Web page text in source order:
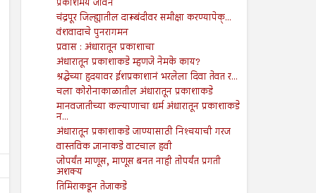
प्रकाशमय जीवन
चंद्रपूर जिल्ह्यातील दारूबंदीवर समीक्षा करण्यापेक्...
वंशवादाचे पुनरागमन
प्रवास : अंधारातून प्रकाशाचा
अंधारातून प्रकाशाकडे म्हणजे नेमके काय?
श्रद्धेच्या हृदयावर ईशप्रकाशानं भरलेला दिवा तेवत र...
चला कोरोनाकाळातील अंधारातून प्रकाशाकडे
मानवजातीच्या कल्याणाचा धर्म अंधारातून प्रकाशाकडे
न...
अंधारातून प्रकाशाकडे जाण्यासाठी निश्‍चयाची गरज
वास्तविक ज्ञानाकडे वाटचाल हवी
जोपर्यंत माणूस, माणूस बनत नाही तोपर्यंत प्रगती
अशक्य
तिमिराकडून तेजाकडे